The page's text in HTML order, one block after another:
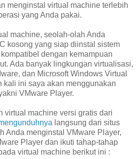
menginstal virtual machine terlebih
yang Anda pakai.
machine, seolah-olah Anda
kosong yang siap diinstal sistem
dengan kemampuan
Ada banyak lingkungan virtualisasi,
dan Microsoft Windows Virtual
kali ini saya akan menggunakan
VMware Player.
virtual machine versi gratis dari
langsung dari situs
Anda menginstal VMware Player,
Player dan ikuti tahap-tahap
virtual machine berikut ini :